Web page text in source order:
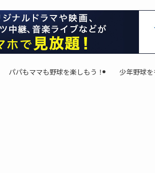
パパもママも野球を楽しもう！ 少年野球